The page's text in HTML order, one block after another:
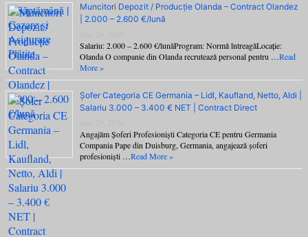
Muncitori Depozit / Producție Olanda – Contract Olandez
| 2.000 – 2.600 €/lună
Salariu: 2.000 – 2.600 €/lunăProgram: Normă întreagăLocație:
Olanda O companie din Olanda recrutează personal pentru …Read
More »
Șofer Categoria CE Germania – Lidl, Kaufland, Netto, Aldi |
Salariu 3.000 – 3.400 € NET | Contract Direct
Angajăm Șoferi Profesioniști Categoria CE pentru Germania
Compania Pape din Duisburg, Germania, angajează șoferi
profesioniști …Read More »